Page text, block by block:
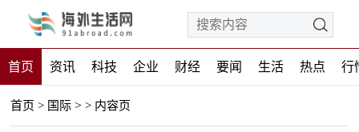
首页 资讯 科技 企业 财经 要闻 生活 热点 行
首页 > 国际 > > 内容页